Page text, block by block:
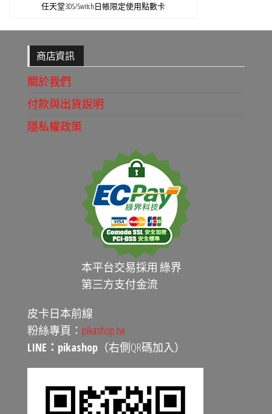
任天堂3DS/Switch日帳限定使用點數卡
商店資訊
關於我們
付款與出貨說明
隱私權政策
本平台交易採用 綠界
第三方支付金流
皮卡日本前線
粉絲專頁： pikashop.tw
LINE：pikashop （右側QR碼加入）